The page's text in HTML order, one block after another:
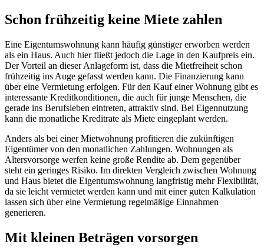
Schon frühzeitig keine Miete zahlen
Eine Eigentumswohnung kann häufig günstiger erworben werden
als ein Haus. Auch hier fließt jedoch die Lage in den Kaufpreis ein.
Der Vorteil an dieser Anlageform ist, dass die Mietfreiheit schon
frühzeitig ins Auge gefasst werden kann. Die Finanzierung kann
über eine Vermietung erfolgen. Für den Kauf einer Wohnung gibt es
interessante Kreditkonditionen, die auch für junge Menschen, die
gerade ins Berufsleben eintreten, attraktiv sind. Bei Eigennutzung
kann die monatliche Kreditrate als Miete eingeplant werden.
Anders als bei einer Mietwohnung profitieren die zukünftigen
Eigentümer von den monatlichen Zahlungen. Wohnungen als
Altersvorsorge werfen keine große Rendite ab. Dem gegenüber
steht ein geringes Risiko. Im direkten Vergleich zwischen Wohnung
und Haus bietet die Eigentumswohnung langfristig mehr Flexibilität,
da sie leicht vermietet werden kann und mit einer guten Kalkulation
lassen sich über eine Vermietung regelmäßige Einnahmen
generieren.
Mit kleinen Beträgen vorsorgen